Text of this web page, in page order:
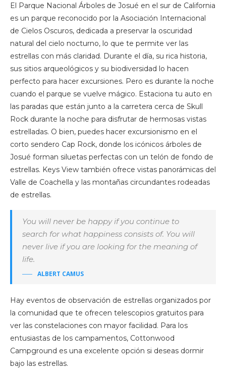
El Parque Nacional Árboles de Josué en el sur de California
es un parque reconocido por la Asociación Internacional
de Cielos Oscuros, dedicada a preservar la oscuridad
natural del cielo nocturno, lo que te permite ver las
estrellas con más claridad. Durante el día, su rica historia,
sus sitios arqueológicos y su biodiversidad lo hacen
perfecto para hacer excursiones. Pero es durante la noche
cuando el parque se vuelve mágico. Estaciona tu auto en
las paradas que están junto a la carretera cerca de Skull
Rock durante la noche para disfrutar de hermosas vistas
estrelladas. O bien, puedes hacer excursionismo en el
corto sendero Cap Rock, donde los icónicos árboles de
Josué forman siluetas perfectas con un telón de fondo de
estrellas. Keys View también ofrece vistas panorámicas del
Valle de Coachella y las montañas circundantes rodeadas
de estrellas.
You will never be happy if you continue to
search for what happiness consists of. You will
never live if you are looking for the meaning of
life.
ALBERT CAMUS
Hay eventos de observación de estrellas organizados por
la comunidad que te ofrecen telescopios gratuitos para
ver las constelaciones con mayor facilidad. Para los
entusiastas de los campamentos, Cottonwood
Campground es una excelente opción si deseas dormir
bajo las estrellas.